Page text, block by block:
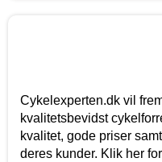
Cykelexperten.dk vil
kvalitetsbevidst
kvalitet, gode priser
deres kunder. Klik her